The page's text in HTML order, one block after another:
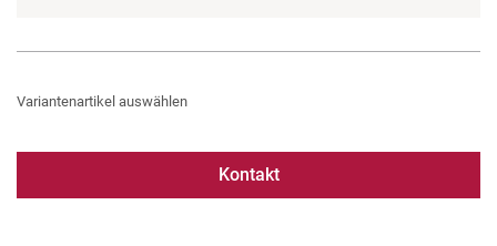
Variantenartikel auswählen
Kontakt